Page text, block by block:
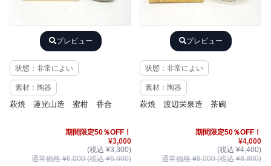
プレビュー
状態：非常によい
素材：陶器
萩焼 蓮光山造 蜜柑 香合
期間限定50％OFF！
¥3,000
(税込 ¥3,300)
通常価格 ¥6,000 (税込 ¥6,600)
プレビュー
状態：非常によい
素材：陶器
萩焼 渡辺栄泉造 茶碗
期間限定50％OFF！
¥4,000
(税込 ¥4,400)
通常価格 ¥8,000 (税込 ¥8,800)